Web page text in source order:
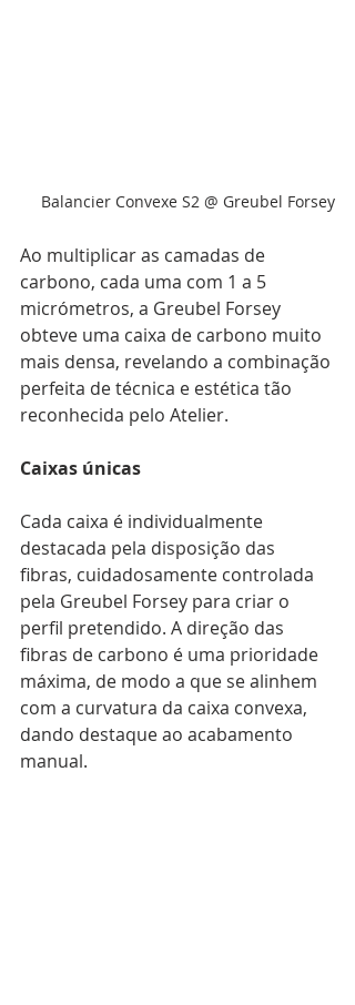
Balancier Convexe S2 @ Greubel Forsey
Ao multiplicar as camadas de
carbono, cada uma com 1 a 5
micrómetros, a Greubel Forsey
obteve uma caixa de carbono muito
mais densa, revelando a combinação
perfeita de técnica e estética tão
reconhecida pelo Atelier.
Caixas únicas
Cada caixa é individualmente
destacada pela disposição das
fibras, cuidadosamente controlada
pela Greubel Forsey para criar o
perfil pretendido. A direção das
fibras de carbono é uma prioridade
máxima, de modo a que se alinhem
com a curvatura da caixa convexa,
dando destaque ao acabamento
manual.